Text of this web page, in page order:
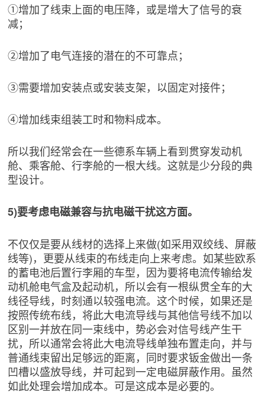
①增加了线束上面的电压降，或是增大了信号的衰
减；
②增加了电气连接的潜在的不可靠点；
③需要增加安装点或安装支架，以固定对接件；
④增加线束组装工时和物料成本。
所以我们经常会在一些德系车辆上看到贯穿发动机
舱、乘客舱、行李舱的一根大线。这就是少分段的典
型设计。
5)要考虑电磁兼容与抗电磁干扰这方面。
不仅仅是要从线材的选择上来做(如采用双绞线、屏蔽
线等)，更要从线束的布线走向上来考虑。如某些欧系
的蓄电池后置行李厢的车型，因为要将电流传输给发
动机舱电气盒及起动机，所以会有一根纵贯全车的大
线径导线，时刻通以较强电流。这个时候，如果还是
按照传统布线，将此大电流导线与其他信号线不加以
区别一并放在同一束线中，势必会对信号线产生干
扰，所以通常会将此大电流导线单独布置走向，并与
普通线束留出足够远的距离，同时要求钣金做出一条
凹槽以盛放导线，并可起到一定电磁屏蔽作用。虽然
如此处理会增加成本。可是这成本是必要的。